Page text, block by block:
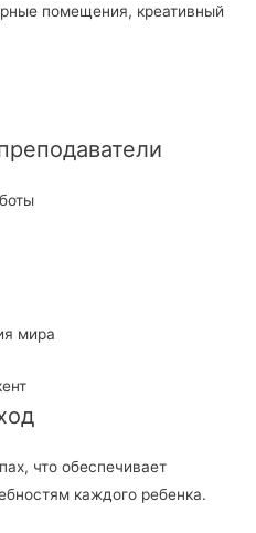
помещения, креативный
мира
что обеспечивает
каждого ребенка.